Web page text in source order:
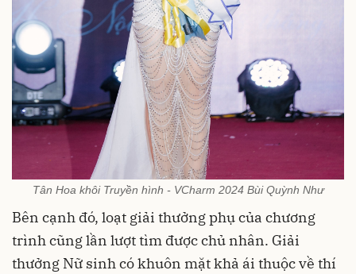
Tân Hoa khôi Truyền hình - VCharm 2024 Bùi Quỳnh Như
Bên cạnh đó, loạt giải thưởng phụ của chương
trình cũng lần lượt tìm được chủ nhân. Giải
thưởng Nữ sinh có khuôn mặt khả ái thuộc về thí